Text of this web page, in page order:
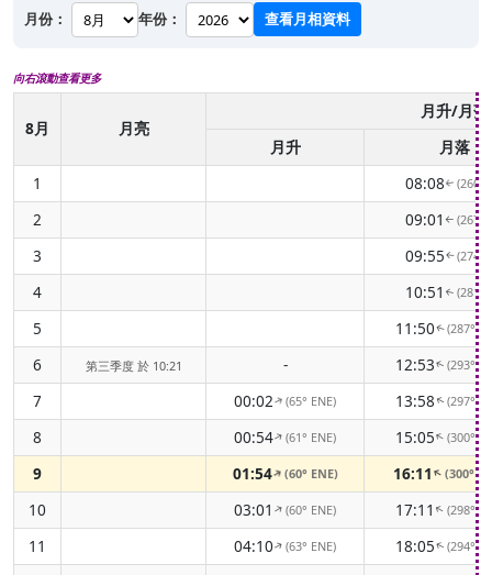
月份： 年份： 查看月相資料
向右滾動查看更多
8月 月亮
月升/月落
月升
月落
1
08:08↑(260°
2 09:01 ↑(267°
3 09:55↑(274°
4 10:51 ↑(281°
5 11:50↑(287°
6 第三季度 於 10:21 - 12:53↑(293°
7 00:02↑(65° ENE) 13:58↑(297°
8 00:54↑(61° ENE) 15:05↑(300°
9 01:54↑(60° ENE) 16:11↑(300°
10 03:01↑(60° ENE) 17:11 ↑(298°
11 04:10↑(63° ENE) 18:05↑(294°